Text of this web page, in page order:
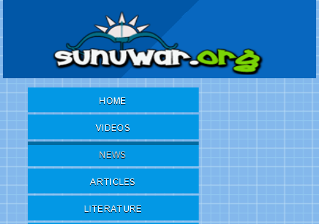
HOME
VIDEOS
NEWS
ARTICLES
LITERATURE